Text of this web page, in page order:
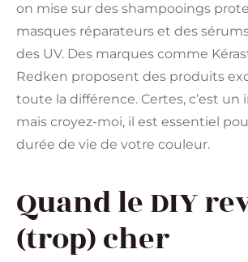
on mise sur des shampooings
masques réparateurs et des
des UV. Des marques comme
Redken proposent des produits
toute la différence. Certes, c’est un
mais croyez-moi, il est essentiel
durée de vie de votre couleur.
Quand le DIY
(trop) cher